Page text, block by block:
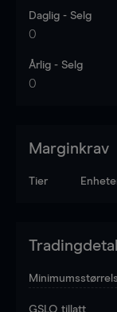
Daglig - Selg
0
Årlig - Selg
0
Marginkrav
Tier
GSLO tillatt